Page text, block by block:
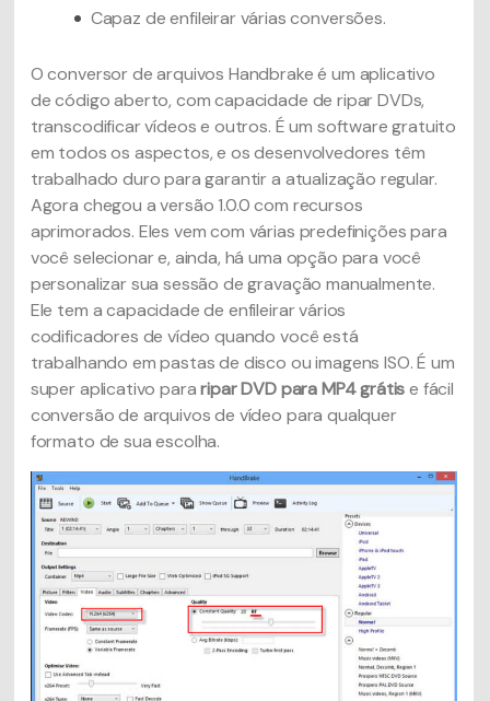
Capaz de enfileirar várias conversões.
O conversor de arquivos Handbrake é um aplicativo
de código aberto, com capacidade de ripar DVDs,
transcodificar vídeos e outros. É um software gratuito
em todos os aspectos, e os desenvolvedores têm
trabalhado duro para garantir a atualização regular.
Agora chegou a versão 1.0.0 com recursos
aprimorados. Eles vem com várias predefinições para
você selecionar e, ainda, há uma opção para você
personalizar sua sessão de gravação manualmente.
Ele tem a capacidade de enfileirar vários
codificadores de vídeo quando você está
trabalhando em pastas de disco ou imagens ISO. É um
super aplicativo pararipar DVD para MP4 grátise fácil
conversão de arquivos de vídeo para qualquer
formato de sua escolha.